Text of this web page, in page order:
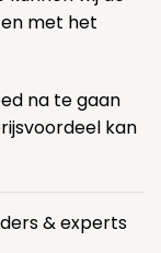
met het
na te gaan
kan
& experts